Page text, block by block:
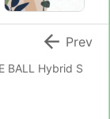
BALL Hybrid S
 Prev